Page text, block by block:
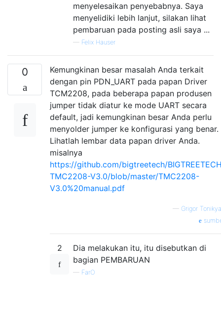
menyelesaikan penyebabnya. Saya
menyelidiki lebih lanjut, silakan lihat
pembaruan pada posting asli saya ...
— Felix Hauser
0
Kemungkinan besar masalah Anda terkait
dengan pin PDN_UART pada papan Driver
TCM2208, pada beberapa papan produsen
jumper tidak diatur ke mode UART secara
default, jadi kemungkinan besar Anda perlu
menyolder jumper ke konfigurasi yang benar.
Lihatlah lembar data papan driver Anda.
misalnya
https://github.com/bigtreetech/
TMC2208-V3.0/blob/master/TMC2208-
V3.0%20manual.pdf
— Grigor
2
Dia melakukan itu, itu disebutkan di
bagian PEMBARUAN
— FarO